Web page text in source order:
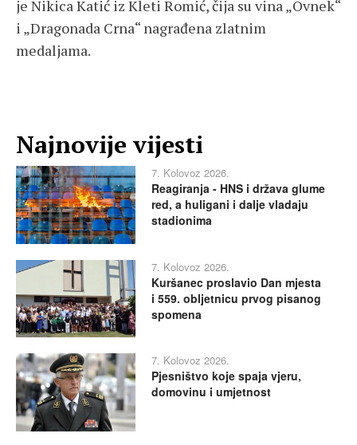
je Nikica Katić iz Kleti Romić, čija su vina „Ovnek“
i „Dragonada Crna“ nagrađena zlatnim
medaljama.
Najnovije vijesti
7. Kolovoz 2026.
Reagiranja - HNS i država glume
red, a huligani i dalje vladaju
stadionima
7. Kolovoz 2026.
Kuršanec proslavio Dan mjesta
i 559. obljetnicu prvog pisanog
spomena
7. Kolovoz 2026.
Pjesništvo koje spaja vjeru,
domovinu i umjetnost